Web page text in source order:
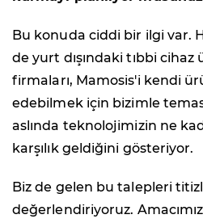
Bu konuda ciddi bir ilgi var.
de yurt dışındaki tıbbi cihaz
firmaları, Mamosis'i kendi
edebilmek için bizimle
aslında teknolojimizin ne
karşılık geldiğini gösteriyor.
Biz de gelen bu talepleri
değerlendiriyoruz.